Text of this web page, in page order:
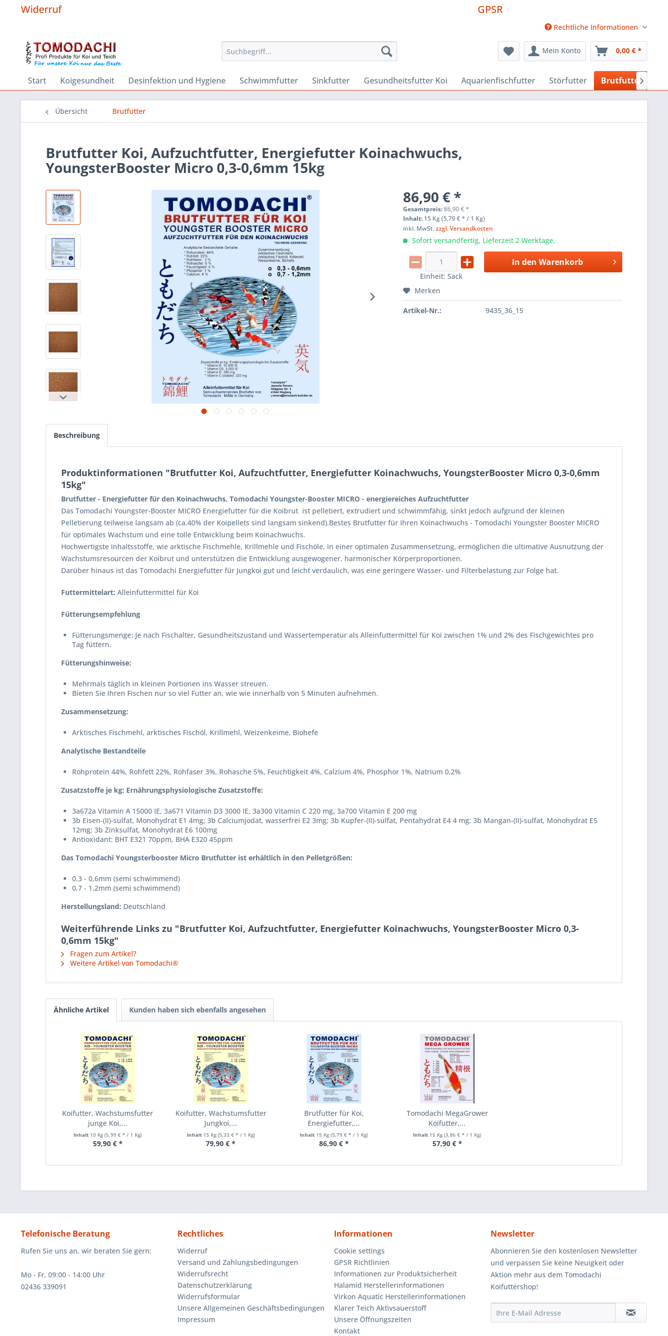
Widerruf GPSR
Rechtliche Informationen
Mein Konto 0,00 € *
Start Koigesundheit Desinfektion und Hygiene Schwimmfutter Sinkfutter Gesundheitsfutter Koi Aquarienfischfutter Störfutter Brutfutter
Übersicht Brutfutter
Brutfutter Koi, Aufzuchtfutter, Energiefutter Koinachwuchs,
YoungsterBooster Micro 0,3-0,6mm 15kg
86,90 € *
Gesamtpreis:86,90€*
Inhalt: 15 Kg (5,79 € * / 1 Kg)
inkl. MwSt.zzgl. Versandkosten
Sofort versandfertig, Lieferzeit 2 Werktage.
Einheit:Sack
In den Warenkorb
Merken
Artikel-Nr.: 9435_36_15
Beschreibung
Produktinformationen "Brutfutter Koi, Aufzuchtfutter, Energiefutter Koinachwuchs, YoungsterBooster Micro 0,3-0,6mm
15kg"
Brutfutter - Energiefutter für den Koinachwuchs, Tomodachi Youngster-Booster MICRO - energiereiches Aufzuchtfutter
Das Tomodachi Youngster-Booster MICRO Energiefutter für die Koibrut ist pelletiert, extrudiert und schwimmfähig, sinkt jedoch aufgrund der kleinen
Pelletierung teilweise langsam ab (ca.40% der Koipellets sind langsam sinkend).Bestes Brutfutter für Ihren Koinachwuchs - Tomodachi Youngster Booster MICRO
für optimales Wachstum und eine tolle Entwicklung beim Koinachwuchs.
Hochwertigste Inhaltsstoffe, wie arktische Fischmehle, Krillmehle und Fischöle, in einer optimalen Zusammensetzung, ermöglichen die ultimative Ausnutzung der
Wachstumsresourcen der Koibrut und unterstützen die Entwicklung ausgewogener, harmonischer Körperproportionen.
Darüber hinaus ist das Tomodachi Energiefutter für Jungkoi gut und leicht verdaulich, was eine geringere Wasser- und Filterbelastung zur Folge hat.
Futtermittelart: Alleinfuttermittel für Koi
Fütterungsempfehlung
Fütterungsmenge: Je nach Fischalter, Gesundheitszustand und Wassertemperatur als Alleinfuttermittel für Koi zwischen 1% und 2% des Fischgewichtes pro
Tag füttern.
Fütterungshinweise:
Mehrmals täglich in kleinen Portionen ins Wasser streuen.
Bieten Sie Ihren Fischen nur so viel Futter an, wie wie innerhalb von 5 Minuten aufnehmen.
Zusammensetzung:
Arktisches Fischmehl, arktisches Fischöl, Krillmehl, Weizenkeime, Biohefe
Analytische Bestandteile
Rohprotein 44%, Rohfett 22%, Rohfaser 3%, Rohasche 5%, Feuchtigkeit 4%, Calzium 4%, Phosphor 1%, Natrium 0,2%
Zusatzstoffe je kg: Ernährungsphysiologische Zusatzstoffe:
3a672a Vitamin A 15000 IE, 3a671 Vitamin D3 3000 IE, 3a300 Vitamin C 220 mg, 3a700 Vitamin E 200 mg
3b Eisen-(II)-sulfat, Monohydrat E1 4mg; 3b Calciumjodat, wasserfrei E2 3mg; 3b Kupfer-(II)-sulfat, Pentahydrat E4 4 mg; 3b Mangan-(II)-sulfat, Monohydrat E5
12mg; 3b Zinksulfat, Monohydrat E6 100mg
Antioxidant: BHT E321 70ppm, BHA E320 45ppm
Das Tomodachi Youngsterbooster Micro Brutfutter ist erhältlich in den Pelletgrößen:
0,3 - 0,6mm (semi schwimmend)
0,7 - 1,2mm (semi schwimmend)
Herstellungsland: Deutschland
Weiterführende Links zu "Brutfutter Koi, Aufzuchtfutter, Energiefutter Koinachwuchs, YoungsterBooster Micro 0,3-
0,6mm 15kg"
Fragen zum Artikel?
Weitere Artikel von Tomodachi®
Ähnliche Artikel Kunden haben sich ebenfalls angesehen
Koifutter, Wachstumsfutter
junge Koi,...
Inhalt 10 Kg(5,99 € * / 1 Kg)
59,90 € *
Koifutter, Wachstumsfutter
Jungkoi,...
Inhalt 15 Kg(5,33 € * / 1 Kg)
79,90 € *
Brutfutter für Koi,
Energiefutter,...
Inhalt 15 Kg(5,79 € * / 1 Kg)
86,90 € *
Tomodachi MegaGrower
Koifutter,...
Inhalt 15 Kg(3,86 € * / 1 Kg)
57,90 € *
Telefonische Beratung
Rufen Sie uns an, wir beraten Sie gern:
Mo - Fr, 09:00 - 14:00 Uhr
02436 339091
Rechtliches
Widerruf
Versand und Zahlungsbedingungen
Widerrufsrecht
Datenschutzerklärung
Widerrufsformular
Unsere Allgemeinen Geschäftsbedingungen
Impressum
Informationen
Cookie settings
GPSR Richtlinien
Informationen zur Produktsicherheit
Halamid Herstellerinformationen
Virkon Aquatic Herstellerinformationen
Klarer Teich Aktivsauerstoff
Unsere Öffnungszeiten
Kontakt
Newsletter
Abonnieren Sie den kostenlosen Newsletter
und verpassen Sie keine Neuigkeit oder
Aktion mehr aus dem Tomodachi
Koifuttershop!